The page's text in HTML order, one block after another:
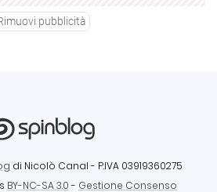
pubblicità
di Nicolò Canal - P.IVA 03919360275
BY-NC-SA 3.0- Gestione Consenso